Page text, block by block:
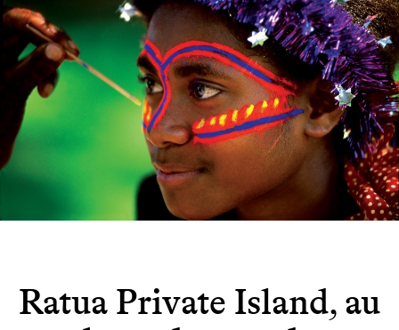
Ratua Private Island, au